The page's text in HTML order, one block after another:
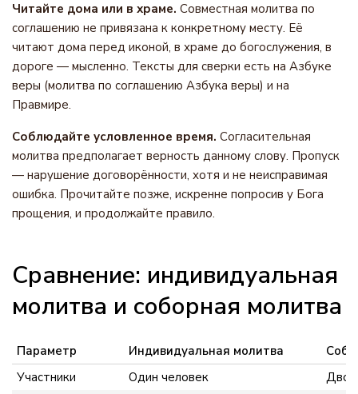
Читайте дома или в храме. Совместная молитва по
соглашению не привязана к конкретному месту. Её
читают дома перед иконой, в храме до богослужения, в
дороге — мысленно. Тексты для сверки есть на Азбуке
веры (молитва по соглашению Азбука веры) и на
Правмире.
Соблюдайте условленное время. Согласительная
молитва предполагает верность данному слову. Пропуск
— нарушение договорённости, хотя и не неисправимая
ошибка. Прочитайте позже, искренне попросив у Бога
прощения, и продолжайте правило.
Сравнение: индивидуальная
молитва и соборная молитва
Параметр Индивидуальная молитва
Участники
Один человек
Двое